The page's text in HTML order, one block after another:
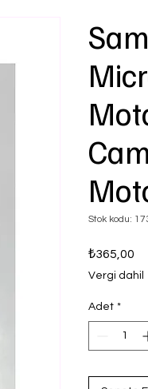
Stok kodu:
₺365,00
Vergi dahil
Adet *